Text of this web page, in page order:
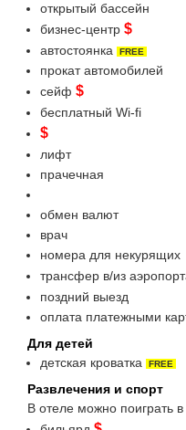
открытый бассейн
бизнес-центр $
автостоянка FREE
прокат автомобилей
сейф $
бесплатный Wi-fi
$
лифт
прачечная
обмен валют
врач
номера для некурящих
трансфер в/из
поздний выезд
оплата платежными
Для детей
детская кроватка
FREE
Развлечения и спорт
В отеле можно поиграть в